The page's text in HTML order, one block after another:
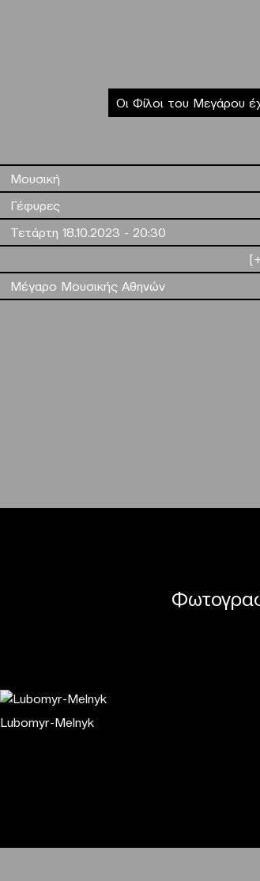
Οι Φίλοι του Μεγάρου
Μουσική
Γέφυρες
Τετάρτη 18.10.2023 - 20:30
Μέγαρο Μουσικής Αθηνών
Lubomyr-Melnyk